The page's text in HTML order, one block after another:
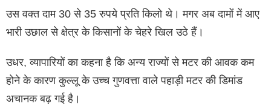
उस वक्त दाम 30 से 35 रुपये प्रति किलो थे। मगर अब दामों में आए
भारी उछाल से क्षेत्र के किसानों के चेहरे खिल उठे हैं।
उधर, व्यापारियों का कहना है कि अन्य राज्यों से मटर की आवक कम
होने के कारण कुल्लू के उच्च गुणवत्ता वाले पहाड़ी मटर की डिमांड
अचानक बढ़ गई है।